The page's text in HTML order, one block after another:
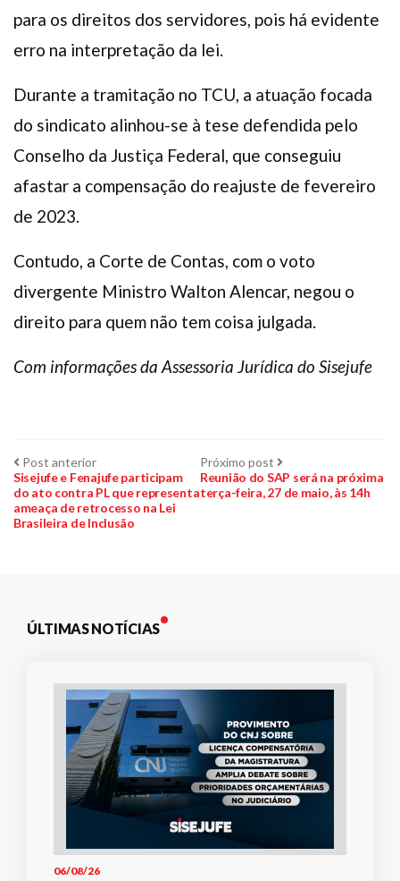
para os direitos dos servidores, pois há evidente
erro na interpretação da lei.
Durante a tramitação no TCU, a atuação focada
do sindicato alinhou-se à tese defendida pelo
Conselho da Justiça Federal, que conseguiu
afastar a compensação do reajuste de fevereiro
de 2023.
Contudo, a Corte de Contas, com o voto
divergente Ministro Walton Alencar, negou o
direito para quem não tem coisa julgada.
Com informações da Assessoria Jurídica do Sisejufe
Navegação
de
Post
Post anteriorPost
anterior:
Sisejufe e Fenajufe participam
do ato contra PL que representa
ameaça de retrocesso na Lei
Brasileira de Inclusão
Próximo post Próximo
post:
Reunião do SAP será na próxima
terça-feira, 27 de maio, às 14h
ÚLTIMAS NOTÍCIAS
06/08/26